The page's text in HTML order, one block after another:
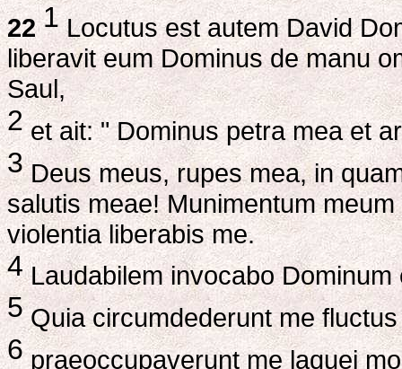
22 1Locutus est autem David
liberavit eum Dominus de manu
Saul,
2et ait: " Dominus petra mea et
3Deus meus, rupes mea, in
salutis meae! Munimentum
violentia liberabis me.
4Laudabilem invocabo
5Quia circumdederunt me
6praeoccupaverunt me laquei